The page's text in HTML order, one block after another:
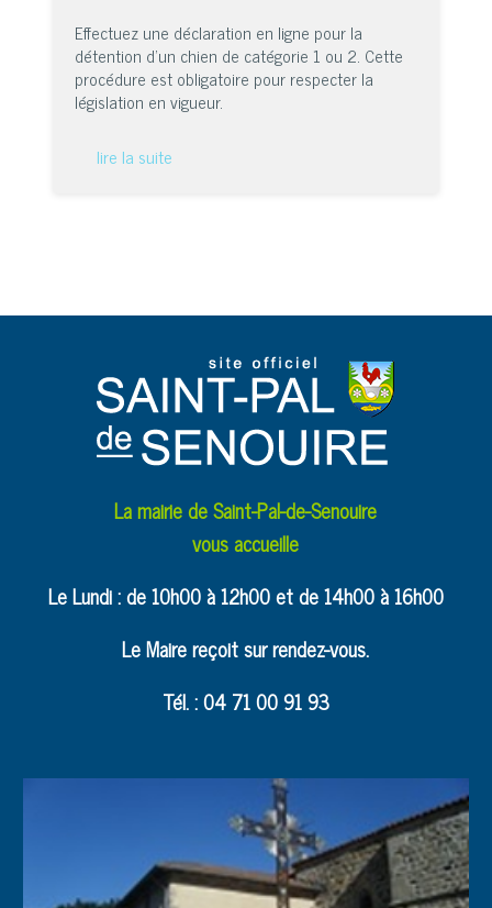
Effectuez une déclaration en ligne pour la
détention d’un chien de catégorie 1 ou 2. Cette
procédure est obligatoire pour respecter la
législation en vigueur.
lire la suite
La mairie de Saint-Pal-de-Senouire
vous accueille
Le Lundi : de 10h00 à 12h00 et de 14h00 à 16h00
Le Maire reçoit sur rendez-vous.
Tél. : 04 71 00 91 93